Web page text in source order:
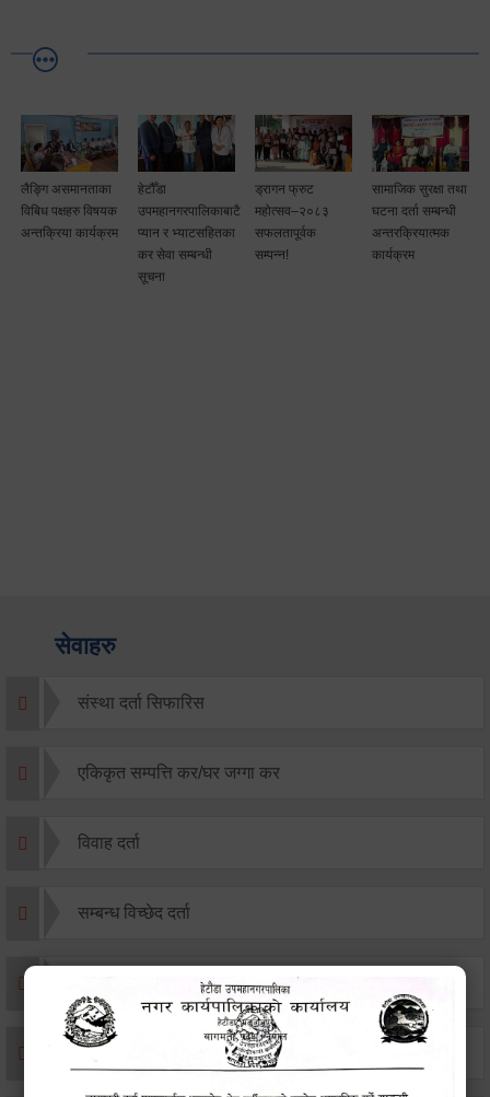
असमानताका
पक्षहरु विषयक
कार्यक्रम
हेटौँडा
उपमहानगरपालिकाबाटै
प्यान र भ्याटसहितका
कर सेवा सम्बन्धी
ड्रागन फ्रुट
महोत्सव–२०८३
सफलतापूर्वक
सामाजिक सुरक्षा तथा
घटना दर्ता सम्बन्धी
अन्तरक्रियात्मक
कार्यक्रम
मेयर
सेवाहरु
संस्था दर्ता सिफारिस
एकिकृत सम्पत्ति कर/घर जग्गा कर
विवाह दर्ता
सम्बन्ध विच्छेद दर्ता
बसाइ-सराई जाने/आउने दर्ता
मृत्यू दर्ता